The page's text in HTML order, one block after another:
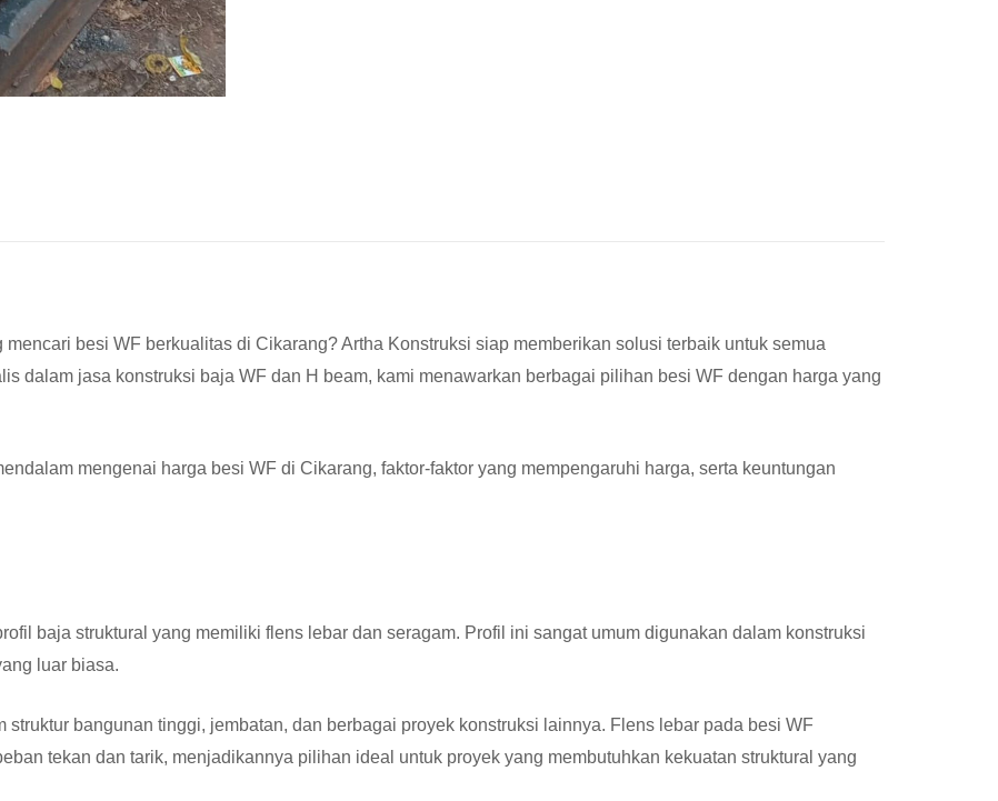
besi WF berkualitas di Cikarang? Artha Konstruksi siap memberikan solusi terbaik untuk semua
dalam jasa konstruksi baja WF dan H beam, kami menawarkan berbagai pilihan besi WF dengan harga yang
mengenai harga besi WF di Cikarang, faktor-faktor yang mempengaruhi harga, serta keuntungan
baja struktural yang memiliki flens lebar dan seragam. Profil ini sangat umum digunakan dalam konstruksi
luar biasa.
bangunan tinggi, jembatan, dan berbagai proyek konstruksi lainnya. Flens lebar pada besi WF
tekan dan tarik, menjadikannya pilihan ideal untuk proyek yang membutuhkan kekuatan struktural yang